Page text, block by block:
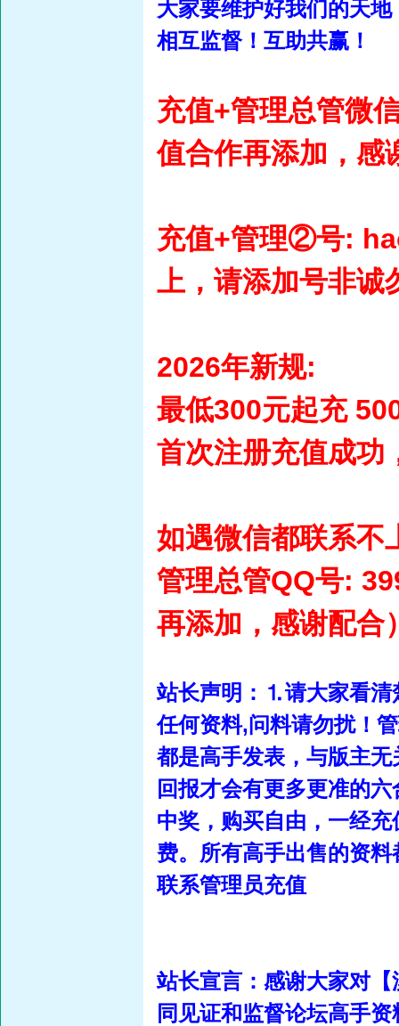
大家要维护好我们的天
相互监督！互助共赢！
充值+管理总管微
值合作再添加，感
充值+管理②号:
上，请添加号非诚
2026年新规:
最低300元起充
首次注册充值成功
如遇微信都联系不
管理总管QQ号:
再添加，感谢配合
站长声明：⒈请大家看清
任何资料,问料请勿扰！
都是高手发表，与版主
回报才会有更多更准的
中奖，购买自由，一经
费。所有高手出售的资
联系管理员充值
站长宣言：感谢大家对
同见证和监督论坛高手